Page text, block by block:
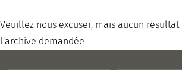
Veuillez nous excuser, mais aucun
l'archive demandée